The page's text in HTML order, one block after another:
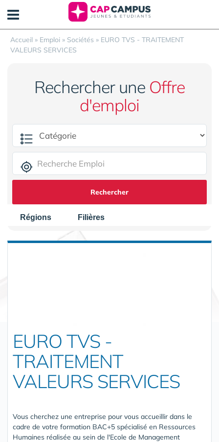
Accueil » Emploi » Sociétés » EURO TVS - TRAITEMENT
VALEURS SERVICES
Rechercher une Offre
d'emploi
Rechercher
Régions Filières
EURO TVS -
TRAITEMENT
VALEURS SERVICES
Vous cherchez une entreprise pour vous accueillir dans le
cadre de votre formation BAC+5 spécialisé en Ressources
Humaines réalisée au sein de l'Ecole de Management
Panneau de gestion des cookies